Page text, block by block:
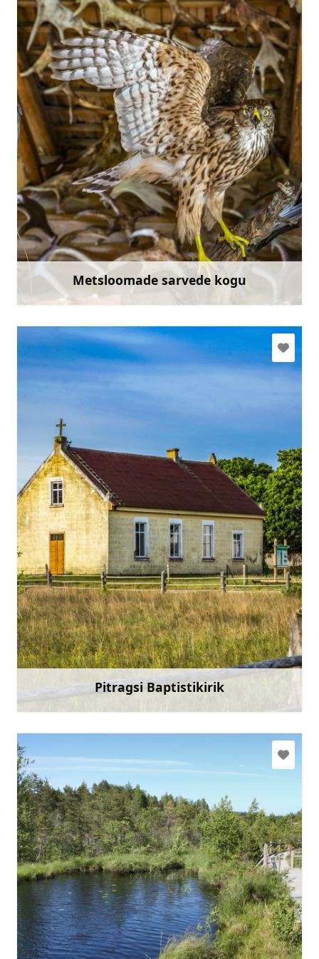
Metsloomade sarvede kogu
livahausmane@gmail.com
+371 22453946
Mine
Rohkem teavet
Pitragsi Baptistikirik
+371 22018468
Mine
Rohkem teavet